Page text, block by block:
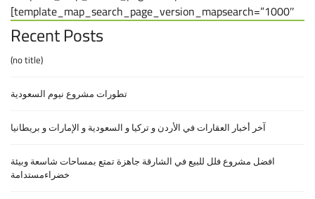
Recent Posts
تطورات مشروع نيوم السعودية
آخر أخبار العقارات في الأردن و تركيا و السعودية و الإمارات و بريطانيا
افضل مشروع فلل للبيع في الشارقة جاهزة تمتع بمساحات شاسعة وبيئة
خضراءمستدامة